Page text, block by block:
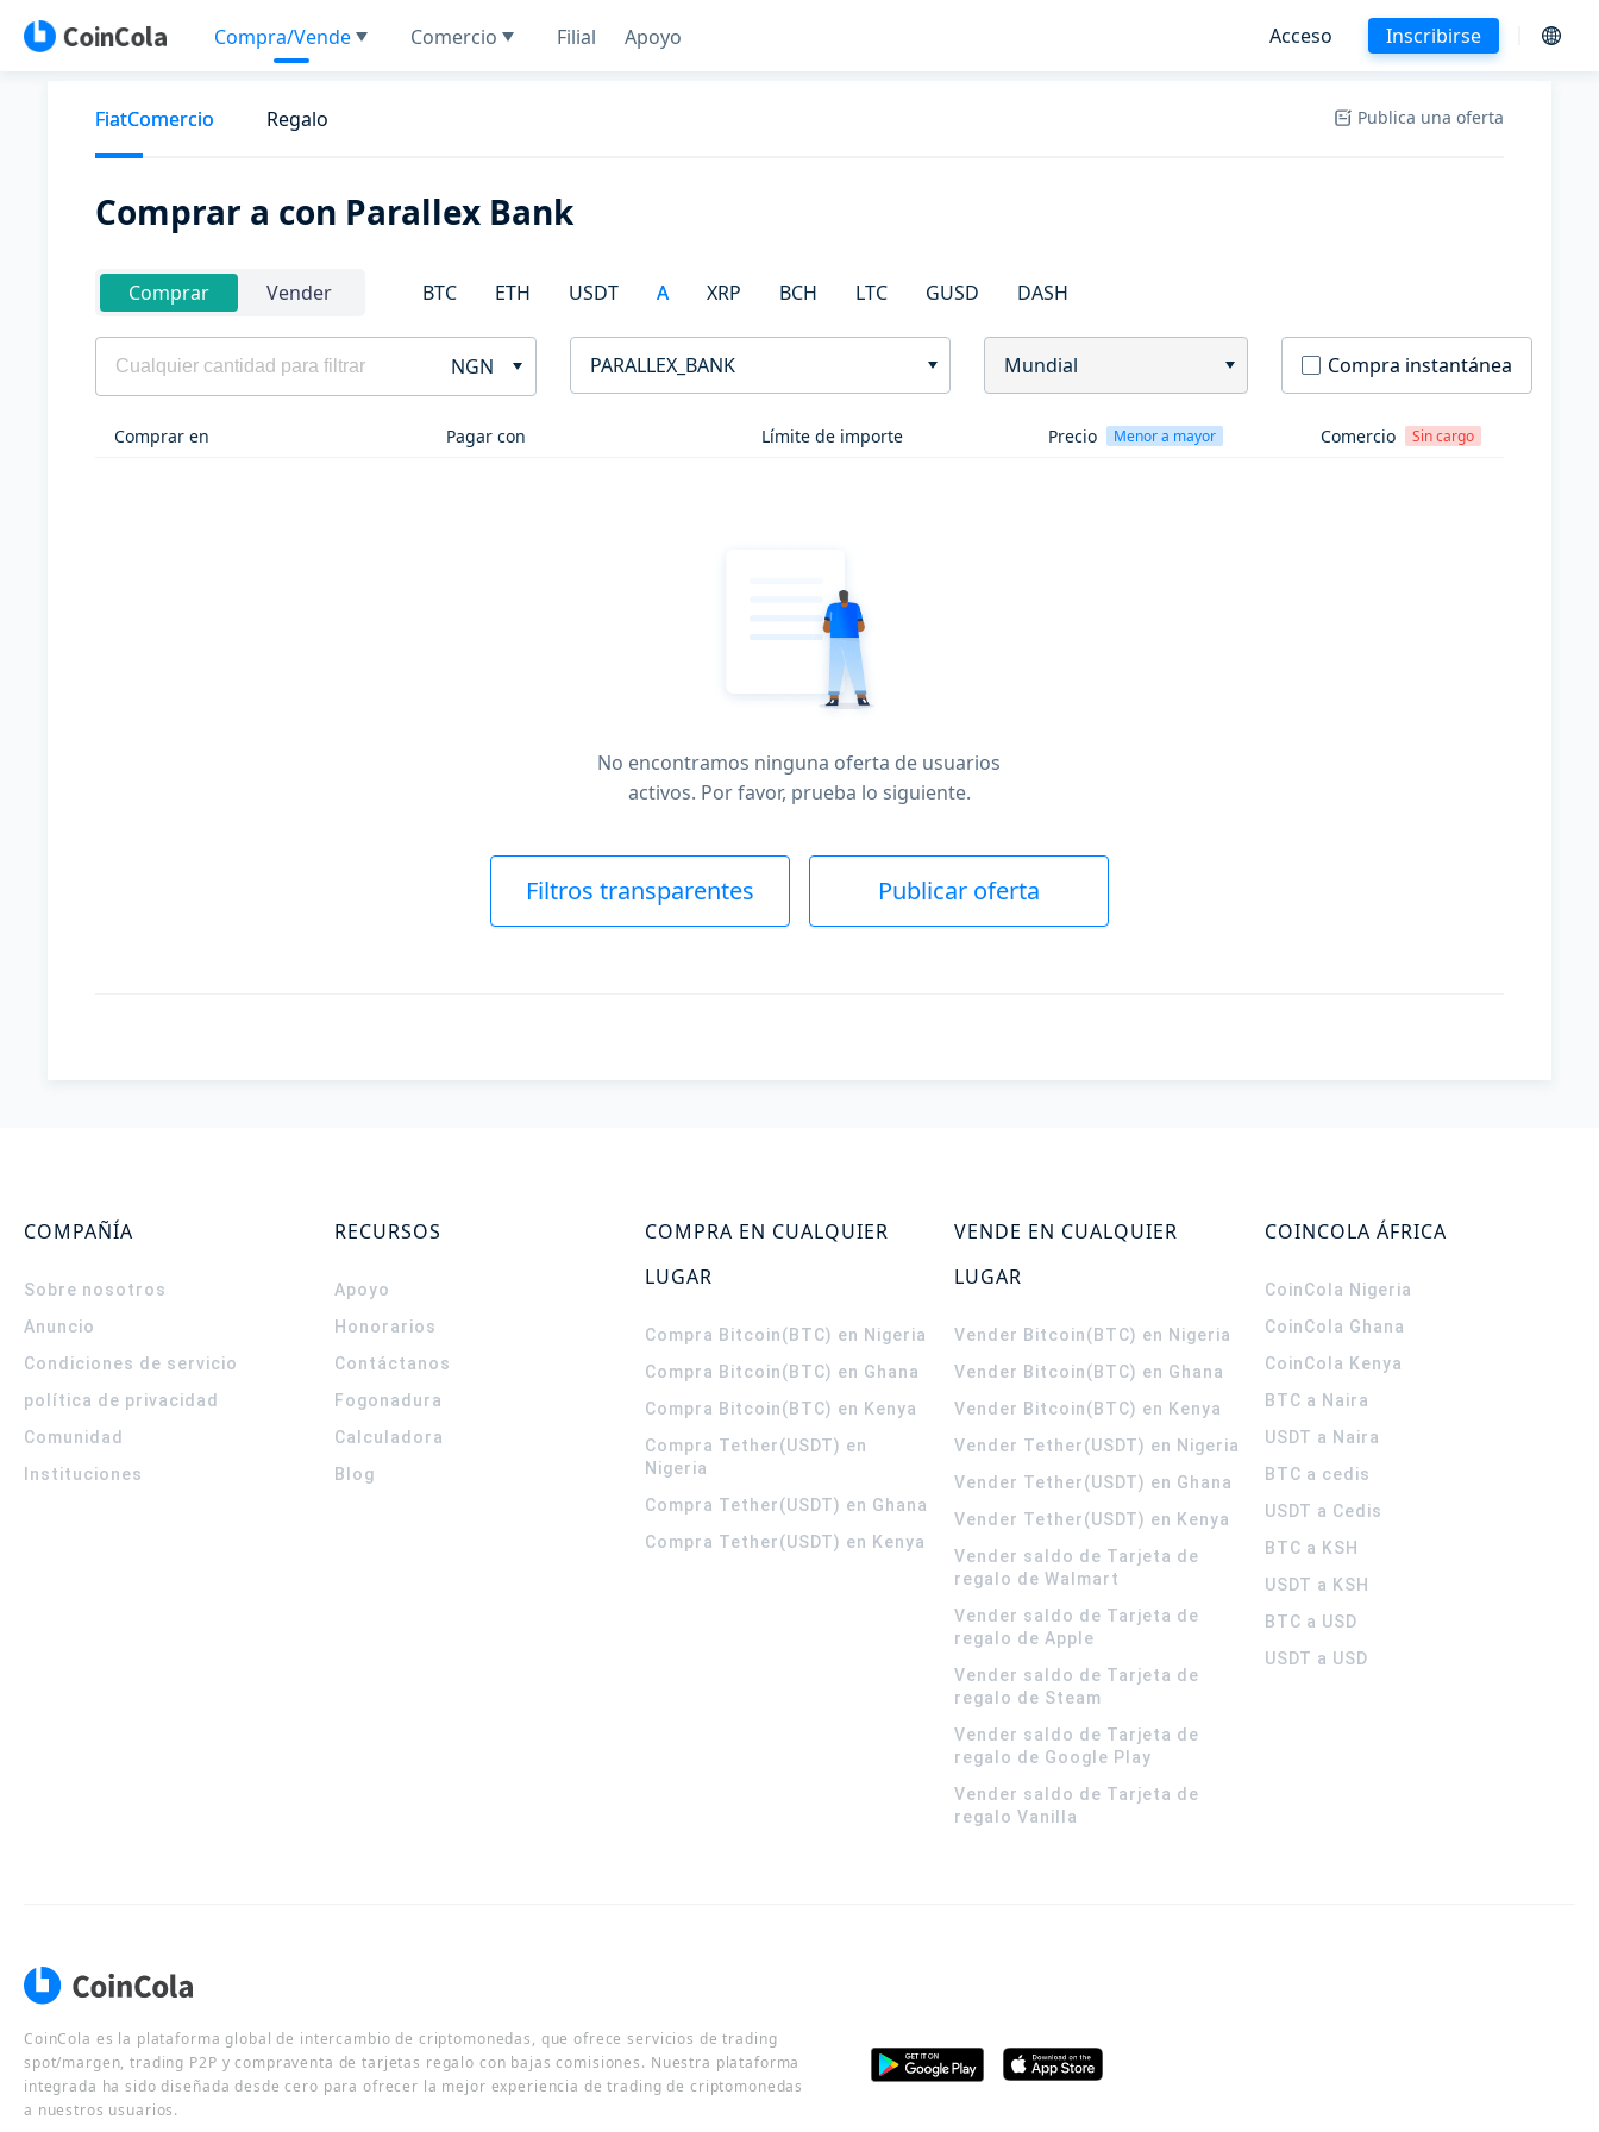
Compra/Vende Comercio Filial Apoyo Acceso Inscribirse
FiatComercio Regalo Publica una oferta
Comprar a con Parallex Bank
Comprar Vender BTC ETH USDT A XRP BCH LTC GUSD DASH
NGN PARALLEX_BANK Mundial Compra instantánea
Comprar en Pagar con Límite de importe Precio Menor a mayor Comercio Sin cargo
No encontramos ninguna oferta de usuarios
activos. Por favor, prueba lo siguiente.
Filtros transparentes Publicar oferta
COMPAÑÍA
Sobre nosotros
Anuncio
Condiciones de servicio
política de privacidad
Comunidad
Instituciones
RECURSOS
Apoyo
Honorarios
Contáctanos
Fogonadura
Calculadora
Blog
COMPRA EN CUALQUIER
LUGAR
Compra Bitcoin(BTC) en Nigeria
Compra Bitcoin(BTC) en Ghana
Compra Bitcoin(BTC) en Kenya
Compra Tether(USDT) en
Nigeria
Compra Tether(USDT) en Ghana
Compra Tether(USDT) en Kenya
VENDE EN CUALQUIER
LUGAR
Vender Bitcoin(BTC) en Nigeria
Vender Bitcoin(BTC) en Ghana
Vender Bitcoin(BTC) en Kenya
Vender Tether(USDT) en Nigeria
Vender Tether(USDT) en Ghana
Vender Tether(USDT) en Kenya
Vender saldo de Tarjeta de
regalo de Walmart
Vender saldo de Tarjeta de
regalo de Apple
Vender saldo de Tarjeta de
regalo de Steam
Vender saldo de Tarjeta de
regalo de Google Play
Vender saldo de Tarjeta de
regalo Vanilla
COINCOLA ÁFRICA
CoinCola Nigeria
CoinCola Ghana
CoinCola Kenya
BTC a Naira
USDT a Naira
BTC a cedis
USDT a Cedis
BTC a KSH
USDT a KSH
BTC a USD
USDT a USD
CoinCola es la plataforma global de intercambio de criptomonedas, que ofrece servicios de trading
spot/margen, trading P2P y compraventa de tarjetas regalo con bajas comisiones. Nuestra plataforma
integrada ha sido diseñada desde cero para ofrecer la mejor experiencia de trading de criptomonedas
a nuestros usuarios.